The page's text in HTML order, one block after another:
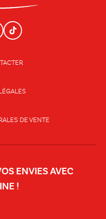
DE VENTE
ENVIES AVEC
!